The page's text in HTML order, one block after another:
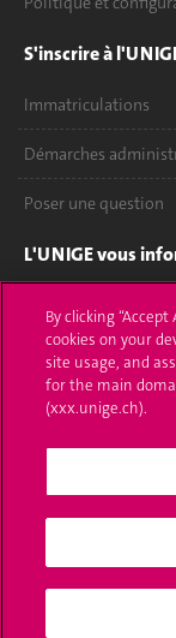
S'inscrire à
Immatriculations
Démarches
Poser une question
L'UNIGE vous
UNIGE Mobile
Médias
Offres d'emploi
Bibliothèque
Calendrier
By clicking
cookies on your
site usage, and
for the main
(xxx.unige.ch).